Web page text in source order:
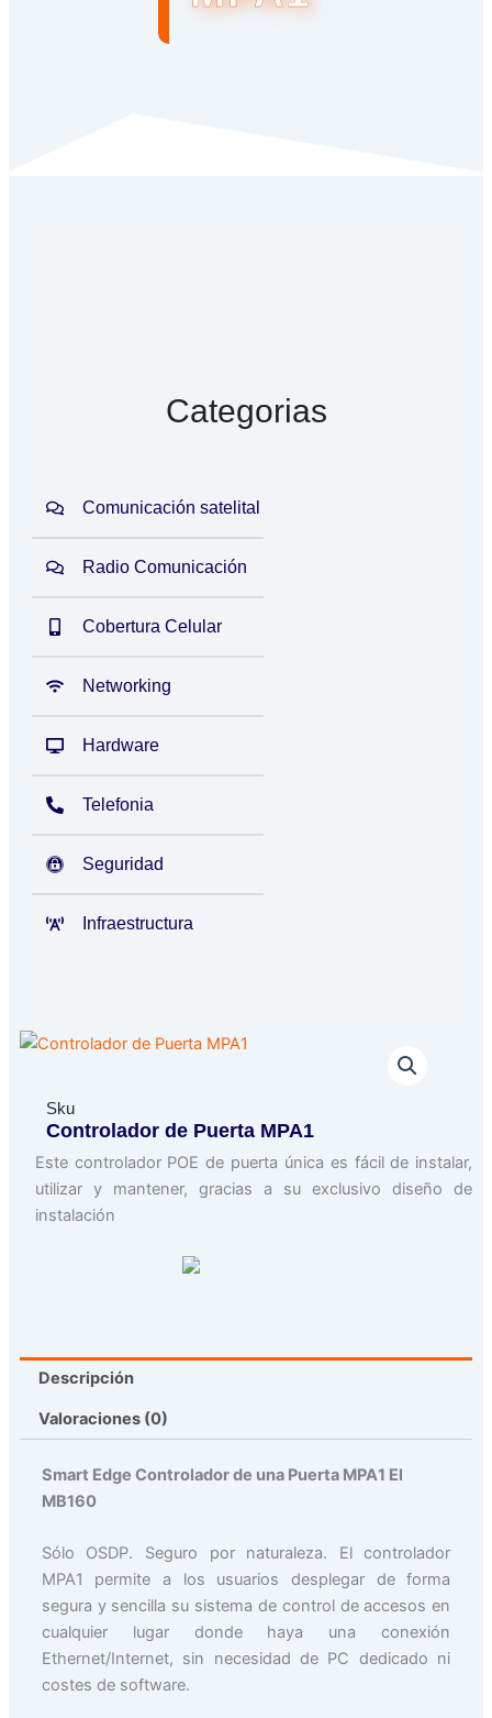
Categorias
Comunicación satelital
Radio Comunicación
Cobertura Celular
Networking
Hardware
Telefonia
Seguridad
Infraestructura
Sku
Controlador de Puerta MPA1
Este controlador POE de puerta única es fácil de instalar,
utilizar y mantener, gracias a su exclusivo diseño de
instalación
Descripción
Valoraciones (0)
Smart Edge Controlador de una Puerta MPA1 El
MB160
Sólo OSDP. Seguro por naturaleza. El controlador
MPA1 permite a los usuarios desplegar de forma
segura y sencilla su sistema de control de accesos en
cualquier lugar donde haya una conexión
Ethernet/Internet, sin necesidad de PC dedicado ni
costes de software.